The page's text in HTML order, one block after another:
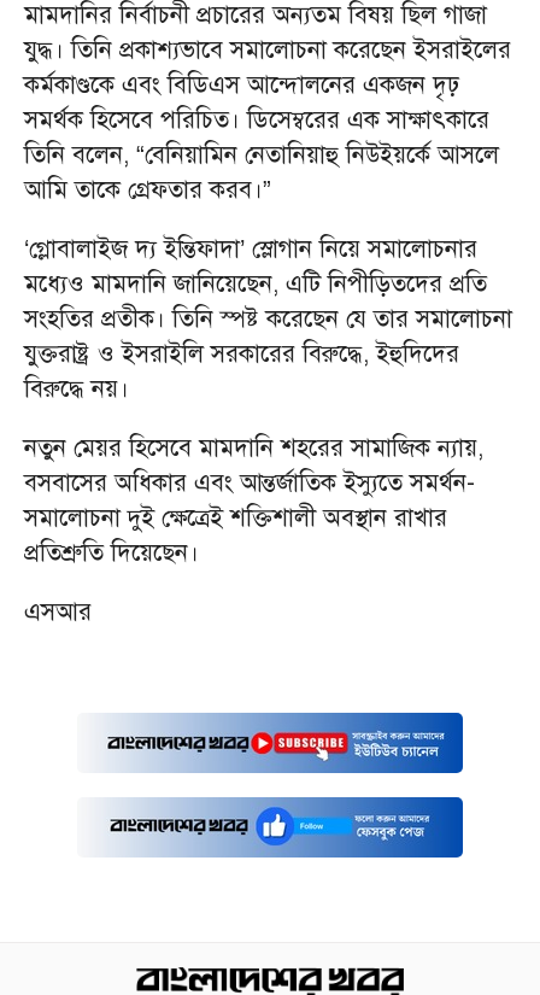
মামদানির নির্বাচনী প্রচারের অন্যতম বিষয় ছিল গাজা
যুদ্ধ। তিনি প্রকাশ্যভাবে সমালোচনা করেছেন ইসরাইলের
কর্মকাণ্ডকে এবং বিডিএস আন্দোলনের একজন দৃঢ়
সমর্থক হিসেবে পরিচিত। ডিসেম্বরের এক সাক্ষাৎকারে
তিনি বলেন, “বেনিয়ামিন নেতানিয়াহু নিউইয়র্কে আসলে
আমি তাকে গ্রেফতার করব।”
‘গ্লোবালাইজ দ্য ইন্তিফাদা’ স্লোগান নিয়ে সমালোচনার
মধ্যেও মামদানি জানিয়েছেন, এটি নিপীড়িতদের প্রতি
সংহতির প্রতীক। তিনি স্পষ্ট করেছেন যে তার সমালোচনা
যুক্তরাষ্ট্র ও ইসরাইলি সরকারের বিরুদ্ধে, ইহুদিদের
বিরুদ্ধে নয়।
নতুন মেয়র হিসেবে মামদানি শহরের সামাজিক ন্যায়,
বসবাসের অধিকার এবং আন্তর্জাতিক ইস্যুতে সমর্থন-
সমালোচনা দুই ক্ষেত্রেই শক্তিশালী অবস্থান রাখার
প্রতিশ্রুতি দিয়েছেন।
এসআর